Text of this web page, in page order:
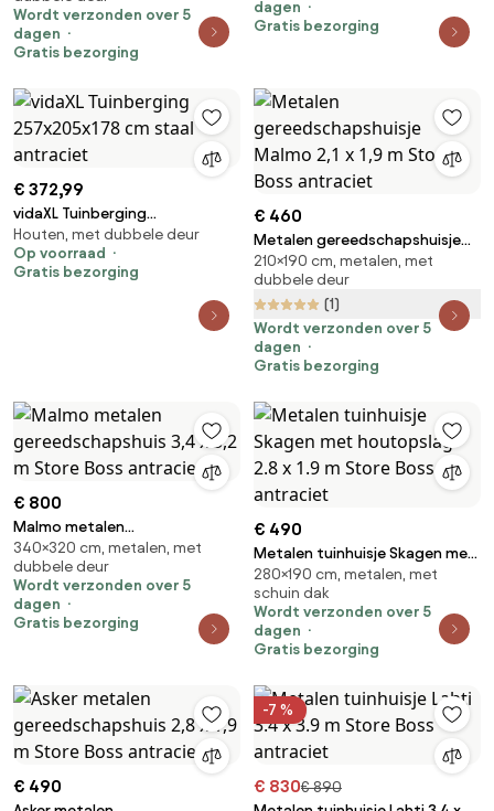
Wordt verzonden over 5
dagen
Gratis bezorging
dagen
Gratis bezorging
€ 372,99
vidaXL Tuinberging
257x205x178 cm staal
antraciet
Houten, met dubbele deur
Op voorraad
Gratis bezorging
€ 460
Metalen gereedschapshuisje
Malmo 2,1 x 1,9 m Store Boss
antraciet
210×190 cm, metalen, met
dubbele deur
(1)
Wordt verzonden over 5
dagen
Gratis bezorging
€ 800
Malmo metalen
gereedschapshuis 3,4 x 3,2 m
Store Boss antraciet
340×320 cm, metalen, met
dubbele deur
Wordt verzonden over 5
dagen
Gratis bezorging
€ 490
Metalen tuinhuisje Skagen met
houtopslag 2.8 x 1.9 m Store
Boss antraciet
280×190 cm, metalen, met
schuin dak
Wordt verzonden over 5
dagen
Gratis bezorging
€ 490
-7 %
€ 830€ 890